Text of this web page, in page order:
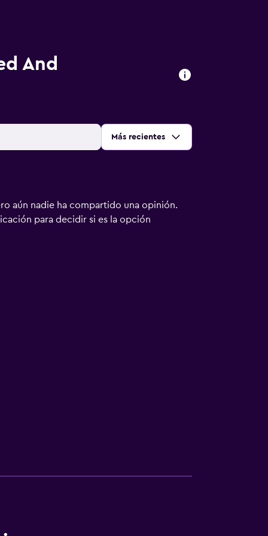
And
Ordenar por:
Más recientes
aún nadie ha compartido una opinión.
para decidir si es la opción